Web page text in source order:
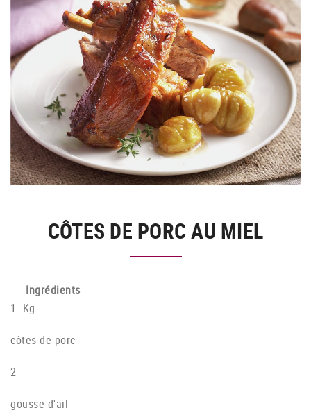
CÔTES DE PORC AU MIEL
Ingrédients
1 Kg
côtes de porc
2
gousse d'ail